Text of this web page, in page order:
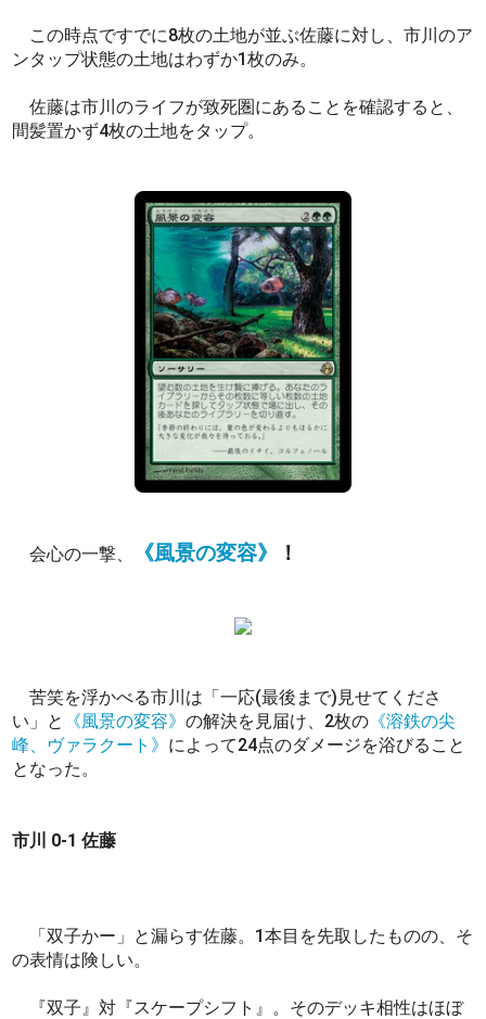
この時点ですでに8枚の土地が並ぶ佐藤に対し、市川のア
ンタップ状態の土地はわずか1枚のみ。
佐藤は市川のライフが致死圏にあることを確認すると、
間髪置かず4枚の土地をタップ。
会心の一撃、 《風景の変容》 ！
苦笑を浮かべる市川は「一応(最後まで)見せてくださ
い」と
《風景の変容》の解決を見届け、2枚の 《溶鉄の尖
峰、ヴァラクート》 によって24点のダメージを浴びること
となった。
市川 0-1 佐藤
「双子かー」と漏らす佐藤。1本目を先取したものの、そ
の表情は険しい。
『双子』対『スケープシフト』。そのデッキ相性はほぼ